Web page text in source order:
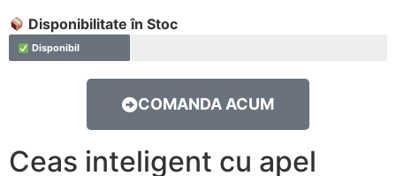
Disponibilitate în Stoc
Disponibil
COMANDA ACUM
Ceas inteligent cu apel